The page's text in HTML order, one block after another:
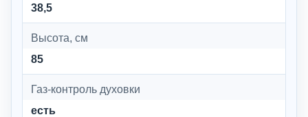
38,5
Высота, см
85
Газ-контроль духовки
есть